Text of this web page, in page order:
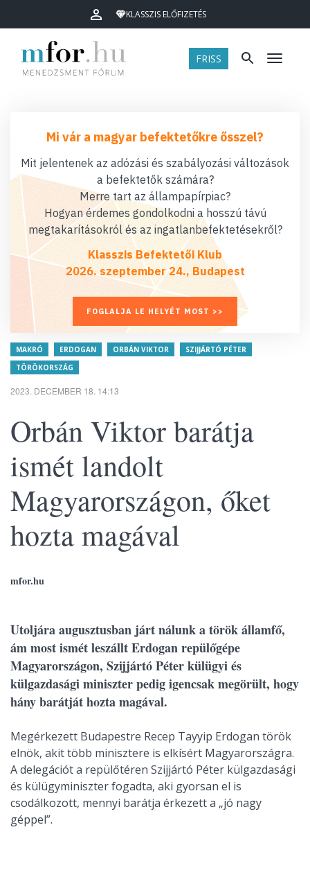
KLASSZIS ELŐFIZETÉS
FRISS Menü
Mi vár a magyar befektetőkre ősszel?
Mit jelentenek az adózási és szabályozási változások
a befektetők számára?
Merre tart az állampapírpiac?
Hogyan érdemes gondolkodni a hosszú távú
megtakarításokról és az ingatlanbefektetésekről?
Klasszis Befektetői Klub
2026. szeptember 24., Budapest
FOGLALJA LE HELYÉT MOST >>
MAKRÓ ERDOGAN ORBÁN VIKTOR
SZIJJÁRTÓ PÉTER
TÖRÖKORSZÁG
2023. DECEMBER 18. 14:13
Orbán Viktor barátja
ismét landolt
Magyarországon, őket
hozta magával
mfor.hu
Utoljára augusztusban járt nálunk a török államfő,
ám most ismét leszállt Erdogan repülőgépe
Magyarországon, Szijjártó Péter külügyi és
külgazdasági miniszter pedig igencsak megörült, hogy
hány barátját hozta magával.
Megérkezett Budapestre Recep Tayyip Erdogan török
elnök, akit több minisztere is elkísért Magyarországra.
A delegációt a repülőtéren Szijjártó Péter külgazdasági
és külügyminiszter fogadta, aki gyorsan el is
csodálkozott, mennyi barátja érkezett a „jó nagy
géppel”.